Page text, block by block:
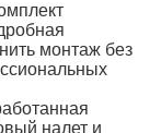
монтаж без
налет и